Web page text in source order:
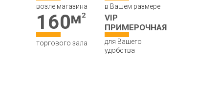
возле магазина в Вашем размере
160
торгового зала
VIP
ПРИМЕРОЧНАЯ
для Вашего
удобства